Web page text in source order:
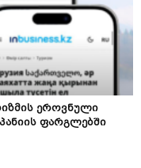
ეროვნული
ფარგლებში